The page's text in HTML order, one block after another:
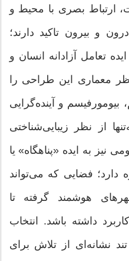
ارتباط بصری با محیط و
و بیرون تاکید دارند؛
تعامل آزادانه انسان و
معماری این طراحی را
بیومورفیسم و آینده‌گرایی
از نظر زیبایی‌شناختی
نیز به ایده «پناهگاه» یا
فضایی که می‌تواند
هوشمند گرفته تا
داشته باشد. انتخاب
نشانه‌ای از تلاش برای